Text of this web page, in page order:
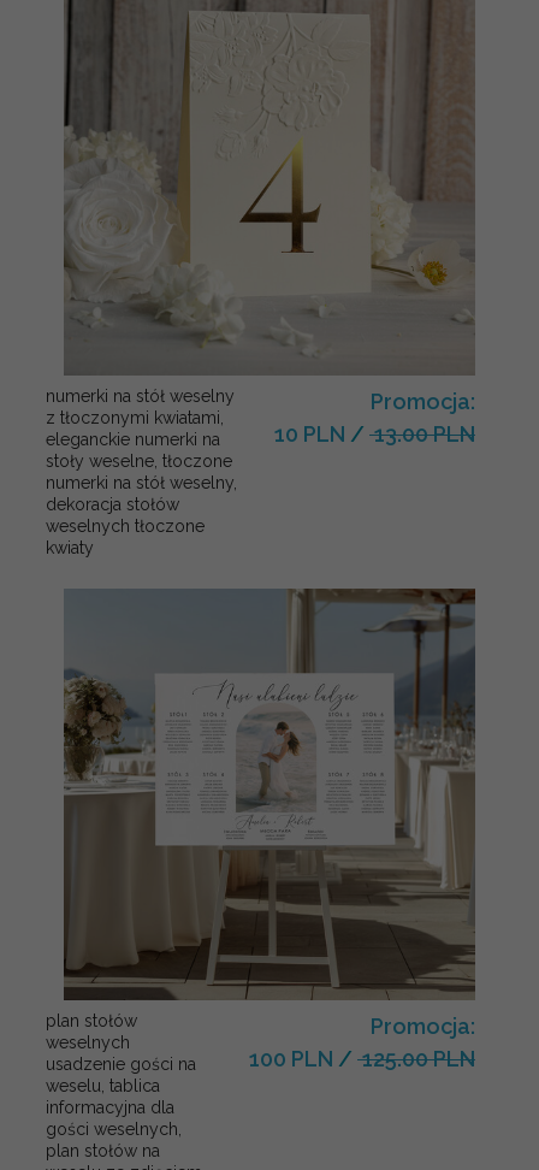
numerki na stół weselny
z tłoczonymi kwiatami,
eleganckie numerki na
stoły weselne, tłoczone
numerki na stół weselny,
dekoracja stołów
weselnych tłoczone
kwiaty
Promocja:
10 PLN / 13.00 PLN
plan stołów
weselnych
usadzenie gości na
weselu, tablica
informacyjna dla
gości weselnych,
plan stołów na
Promocja:
100 PLN / 125.00 PLN